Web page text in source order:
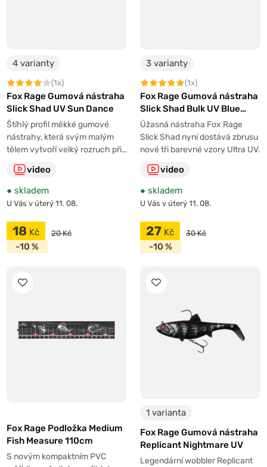
4 varianty
(1x)
Fox Rage Gumová nástraha
Slick Shad UV Sun Dance
Štíhlý profil měkké gumové
nástrahy, která svým malým
tělem vytvoří velký rozruch při…
video
● skladem
U Vás v úterý 11. 08.
18 Kč 20 Kč
-10 %
3 varianty
(1x)
Fox Rage Gumová nástraha
Slick Shad Bulk UV Blue
Flash
Úžasná nástraha Fox Rage
Slick Shad nyní dostává zbrusu
nové tři barevné vzory Ultra UV.
video
● skladem
U Vás v úterý 11. 08.
27 Kč 30 Kč
-10 %
Fox Rage Podložka Medium
Fish Measure 110cm
S novým kompaktním PVC
1 varianta
Fox Rage Gumová nástraha
Replicant Nightmare UV
Legendární wobbler Replicant